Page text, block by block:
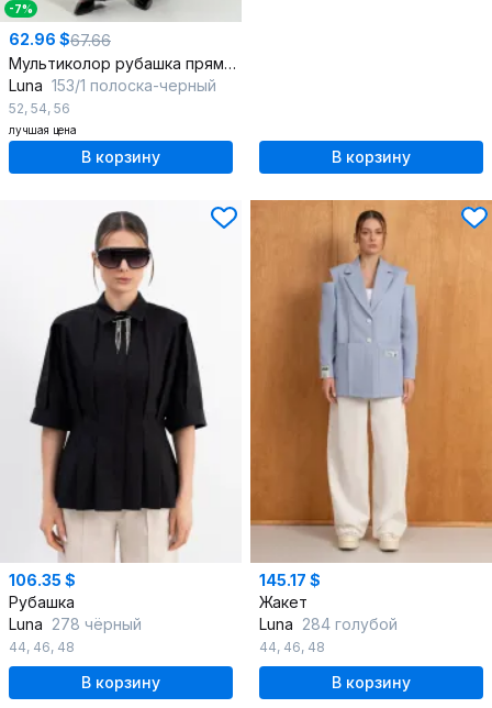
-7%
62.96 $67.66
Мультиколор рубашка прямого силуэта с карманом
Luna 153/1 полоска-черный
52, 54, 56
лучшая цена
В корзину В корзину
106.35 $
Рубашка
Luna 278 чёрный
44, 46, 48
В корзину
145.17 $
Жакет
Luna 284 голубой
44, 46, 48
В корзину